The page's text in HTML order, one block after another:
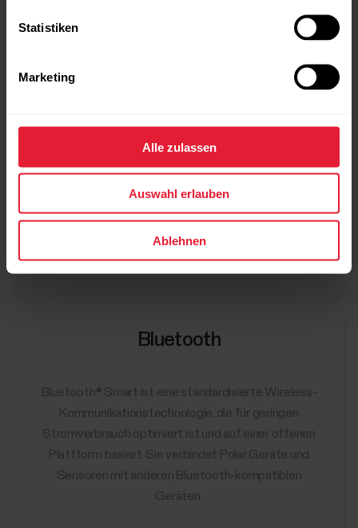
Statistiken
Marketing
Alle zulassen
Auswahl erlauben
Ablehnen
Bluetooth
Bluetooth® Smart ist eine standardisierte Wireless-
Kommunikationstechnologie, die für geringen
Stromverbrauch optimiert ist und auf einer offenen
Plattform basiert. Sie verbindet Polar Geräte und
Sensoren mit anderen Bluetooth-kompatiblen
Geräten.